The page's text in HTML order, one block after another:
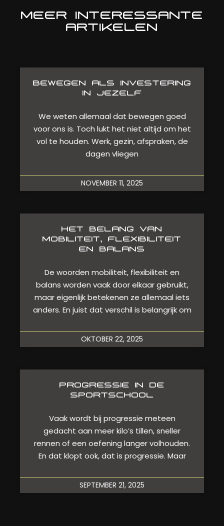
MEER INTERESSANTE
ARTIKELEN
BEWEGEN ALS INVESTERING
IN JEZELF
We weten allemaal dat bewegen goed
voor ons is. Toch lukt het niet altijd om het
vol te houden. Werk, gezin, afspraken, de
dagen vliegen
NOVEMBER 11, 2025
HET BELANG VAN
MOBILITEIT, FLEXIBILITEIT
EN BALANS
De woorden mobiliteit, flexibiliteit en
balans worden vaak door elkaar gebruikt,
maar eigenlijk betekenen ze allemaal iets
anders. En juist dat verschil is belangrijk om
OKTOBER 22, 2025
PROGRESSIE IN DE
SPORTSCHOOL
Vaak wordt bij progressie meteen
gedacht aan meer kilo’s tillen, sneller
rennen of een oefening langer volhouden.
En dat klopt ook, dat is progressie. Maar
SEPTEMBER 21, 2025